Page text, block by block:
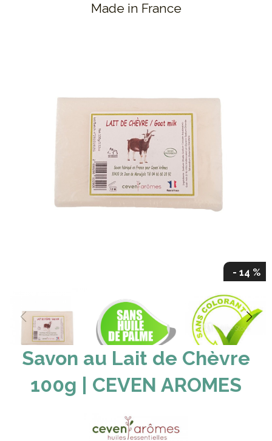
Made in France
- 14 %
Savon au Lait de Chèvre
100g | CEVEN AROMES